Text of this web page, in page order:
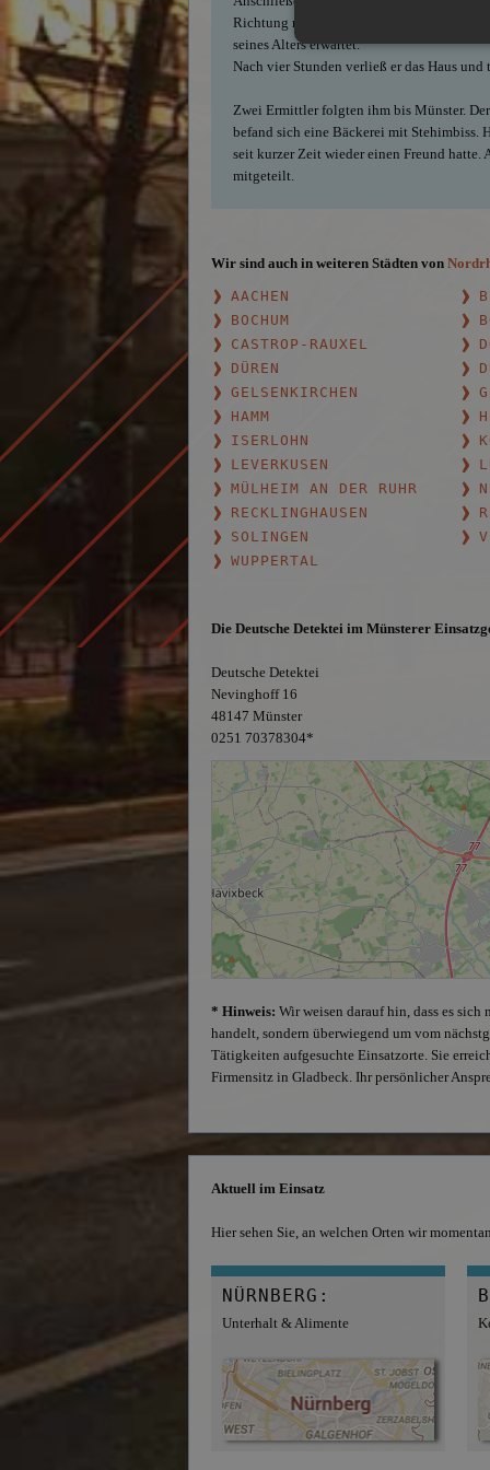
Richtung nach Nienberge. Dort hielt er vor
seines Alters erwartet.
Nach vier Stunden verließ er das Haus und
Zwei Ermittler folgten ihm bis Münster.
befand sich eine Bäckerei mit Stehimbiss.
seit kurzer Zeit wieder einen Freund
mitgeteilt.
Wir sind auch in weiteren Städten von
AACHEN
BOCHUM
CASTROP-RAUXEL
DÜREN
GELSENKIRCHEN
HAMM
ISERLOHN
LEVERKUSEN
MÜLHEIM AN DER RUHR
RECKLINGHAUSEN
SOLINGEN
WUPPERTAL
Die Deutsche Detektei im Münsterer
Deutsche Detektei
Nevinghoff 16
48147 Münster
0251 70378304*
* Hinweis: Wir weisen darauf hin, dass es
handelt, sondern überwiegend um vom
Tätigkeiten aufgesuchte Einsatzorte. Sie
Firmensitz in Gladbeck. Ihr persönlicher
Aktuell im Einsatz
Hier sehen Sie, an welchen Orten wir
NÜRNBERG:
Unterhalt & Alimente